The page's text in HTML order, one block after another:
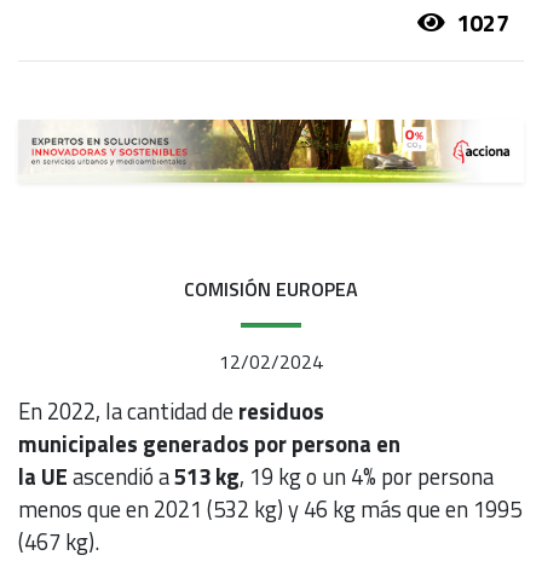
1027
COMISIÓN EUROPEA
12/02/2024
En 2022, la cantidad deresiduos
municipales generados por persona en
la UEascendió a513 kg, 19 kg o un 4% por persona
menos que en 2021 (532 kg) y 46 kg más que en 1995
(467 kg).